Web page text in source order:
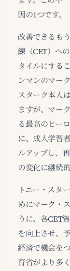
因の1つです。
改善できるも
練（CET）へ
タイルにする
ンマンのマー
スターク本人
ますが、マー
る最高のヒー
に、成人学習
ルアップし、
の変化に継続
トニー・スタ
めにマーク・
うに、各CET
を向上させ、
経済で機会を
育省がより多